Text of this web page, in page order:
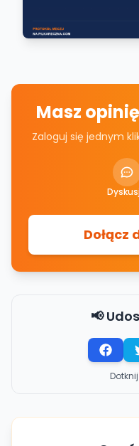
Masz
Zaloguj się jednym
Dołącz
📢